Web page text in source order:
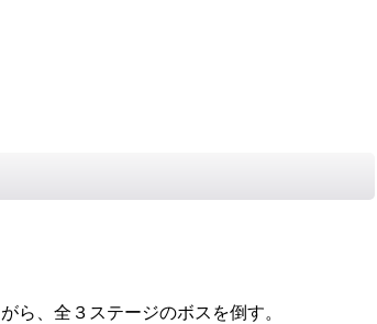
ら、全３ステージのボスを倒す。